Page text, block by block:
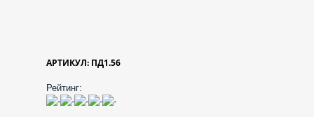
АРТИКУЛ: ПД1.56
Рейтинг: